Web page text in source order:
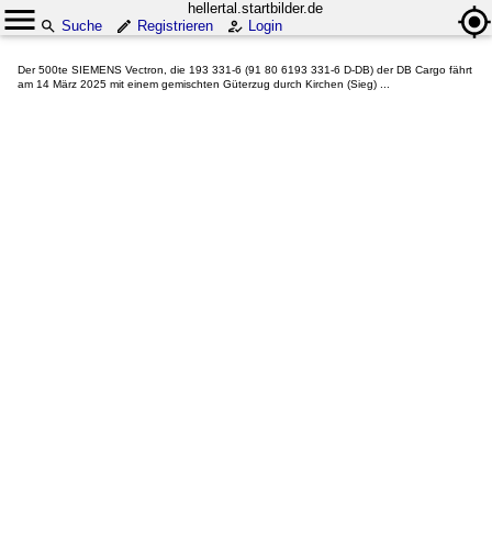
hellertal.startbilder.de
Suche
Registrieren Login
Der 500te SIEMENS Vectron, die 193 331-6 (91 80 6193 331-6 D-DB) der DB Cargo fährt
am 14 März 2025 mit einem gemischten Güterzug durch Kirchen (Sieg) ...